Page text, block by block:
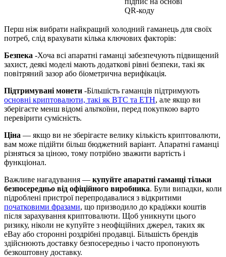
QR-коду
Перш ніж вибрати найкращий холодний гаманець для своїх
потреб, слід врахувати кілька ключових факторів:
Безпека -Хоча всі апаратні гаманці забезпечують підвищений
захист, деякі моделі мають додаткові рівні безпеки, такі як
повітряний зазор або біометрична верифікація.
Підтримувані монети -Більшість гаманців підтримують
основні криптовалюти, такі як BTC та ETH, але якщо ви
зберігаєте менш відомі альткоїни, перед покупкою варто
перевірити сумісність.
Ціна — якщо ви не зберігаєте велику кількість криптовалюти,
вам може підійти більш бюджетний варіант. Апаратні гаманці
різняться за ціною, тому потрібно зважити вартість і
функціонал.
Важливе нагадування — купуйте апаратні гаманці тільки
безпосередньо від офіційного виробника. Були випадки, коли
підроблені пристрої перепродавалися з відкритими
початковими фразами, що призводило до крадіжки коштів
після зарахування криптовалюти. Щоб уникнути цього
ризику, ніколи не купуйте з неофіційних джерел, таких як
eBay або сторонні роздрібні продавці. Більшість брендів
здійснюють доставку безпосередньо і часто пропонують
безкоштовну доставку.